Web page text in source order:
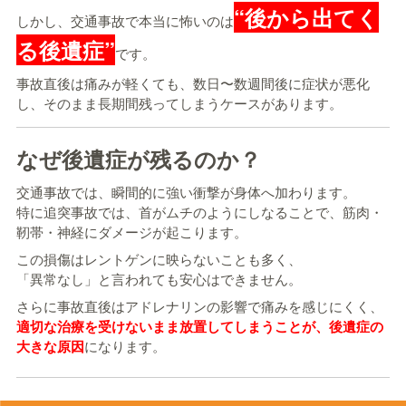
しかし、交通事故で本当に怖いのは“後から出てく
る後遺症”です。
事故直後は痛みが軽くても、数日〜数週間後に症状が悪化
し、そのまま長期間残ってしまうケースがあります。
なぜ後遺症が残るのか？
交通事故では、瞬間的に強い衝撃が身体へ加わります。
特に追突事故では、首がムチのようにしなることで、筋肉・
靭帯・神経にダメージが起こります。
この損傷はレントゲンに映らないことも多く、
「異常なし」と言われても安心はできません。
さらに事故直後はアドレナリンの影響で痛みを感じにくく、
適切な治療を受けないまま放置してしまうことが、後遺症の
大きな原因になります。